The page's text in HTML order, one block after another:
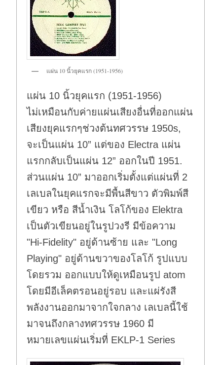
แผ่น 10 นิ้วยุคแรก (1951-1956)
แผ่น 10 นิ้วยุคแรก (1951-1956)
ไม่เหมือนกับค่ายแผ่นเสียงอื่นที่ออกแผ่น
เสียงยุคแรกๆช่วงต้นทศวรรษ 1950s,
จะเป็นแผ่น 10” แต่ของ Electra แผ่น
แรกกลับเป็นแผ่น 12” ออกในปี 1951.
ส่วนแผ่น 10” มาออกเริ่มตั้งแต่แผ่นที่ 2
เลเบลในยุคแรกจะมีพื้นสีขาว ตัวพิมพ์สี
เขียว หรือ สีน้ำเงิน โลโก้ของ Elektra
เป็นตัวเขียนอยู่ในรูปวงรี มีข้อความ
"Hi-Fidelity" อยู่ด้านซ้าย และ "Long
Playing" อยู่ด้านขวาของโลโก้ รูปแบบ
โดยรวม ออกแบบให้ดูเหมือนรูป atom
โดยมีอีเล็คตรอนอยู่รอบ และแผ่รังสี
พลังงานออกมาจากใจกลาง เลเบลนี้ใช้
มาจนถึงกลางทศวรรษ 1960 มี
หมายเลขแผ่นเริ่มที่ EKLP-1 Series